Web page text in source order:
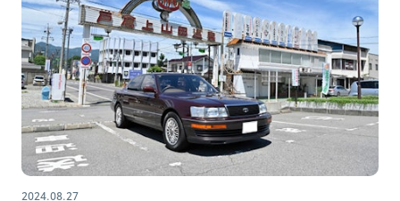
2024.08.27